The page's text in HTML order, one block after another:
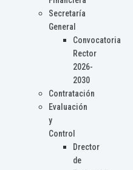
Secretaría
General
Convocatoria
Rector
2026-
2030
Contratación
Evaluación
y
Control
Drector
de